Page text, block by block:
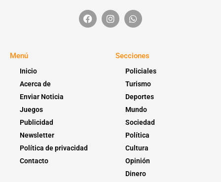
Menú
Inicio
Acerca de
Enviar Noticia
Juegos
Publicidad
Newsletter
Política de privacidad
Contacto
Secciones
Policiales
Turismo
Deportes
Mundo
Sociedad
Política
Cultura
Opinión
Dinero